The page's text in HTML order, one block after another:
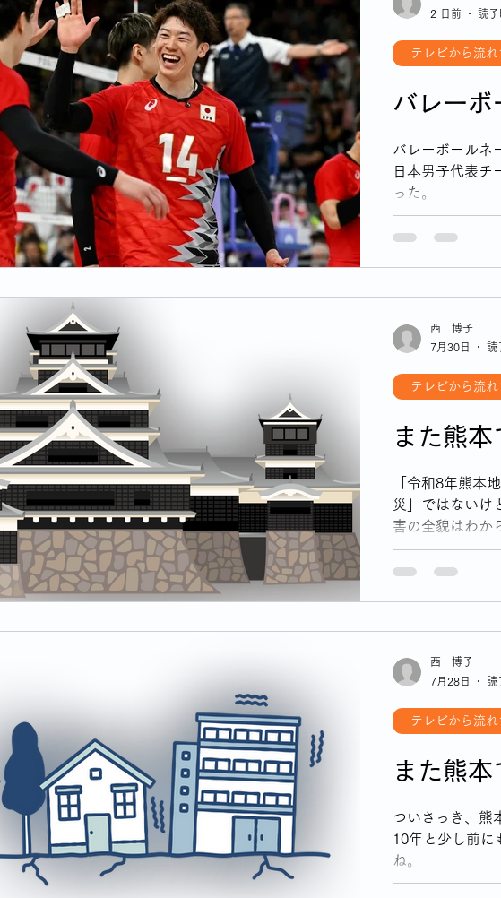
魅力紹介 わたし時間の楽しみ方 シングル女性の連休について 通販で困ったこ
とに思う事 ウォーキングライフのはじまり シングルならではの食の悩み
のイベント・生活情報 70代女性が始める終活 身体との付き合いかた
買い物どうしてますか 高齢者の住宅事情
バレー
バレーボールネ
日本男子代表チ
った。
テレビから流
2 日前
読
また熊
「令和8年熊本
災」ではないけ
害の全貌はわか
家も、少なくな
電・・。この暑
テレビから流
西 博子
7月30日
読
また熊本
ついさっき、熊
10年と少し前に
ね。
テレビから流
西 博子
7月28日
読